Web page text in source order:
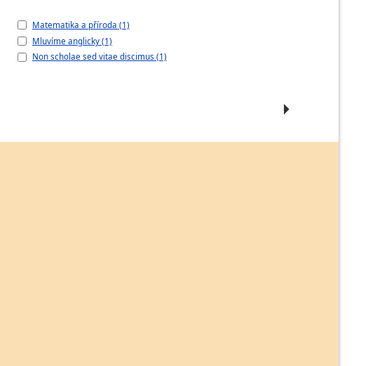
Matematika a příroda (1)
Mluvíme anglicky (1)
Non scholae sed vitae discimus (1)